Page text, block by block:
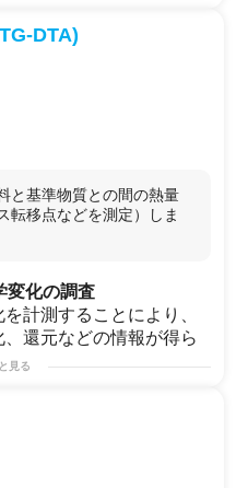
DTA)
と基準物質との間の熱量
転移点などを測定）しま
化の調査
計測することにより、
還元などの情報が得ら
雰囲気で加熱すると、
まで加熱することによ
度を確認できるなど、
られます。
見る